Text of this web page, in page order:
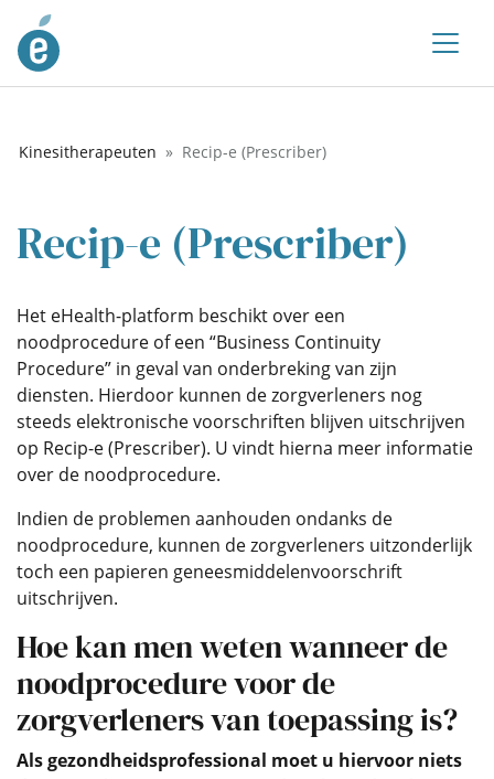
Kinesitherapeuten Recip-e (Prescriber)
Recip-e (Prescriber)
Het eHealth-platform beschikt over een
noodprocedure of een “Business Continuity
Procedure” in geval van onderbreking van zijn
diensten. Hierdoor kunnen de zorgverleners nog
steeds elektronische voorschriften blijven uitschrijven
op Recip-e (Prescriber). U vindt hierna meer informatie
over de noodprocedure.
Indien de problemen aanhouden ondanks de
noodprocedure, kunnen de zorgverleners uitzonderlijk
toch een papieren geneesmiddelenvoorschrift
uitschrijven.
Hoe kan men weten wanneer de
noodprocedure voor de
zorgverleners van toepassing is?
Als gezondheidsprofessional moet u hiervoor niets